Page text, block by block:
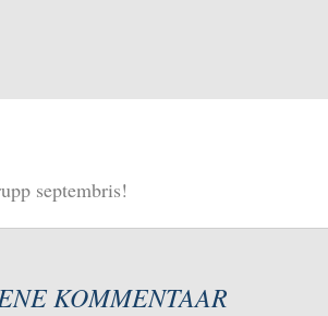
septembris!
KOMMENTAAR